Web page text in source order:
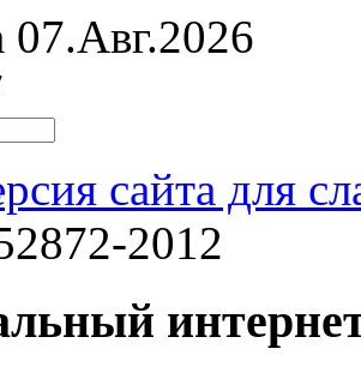
07.Авг.2026
сайта для
2012